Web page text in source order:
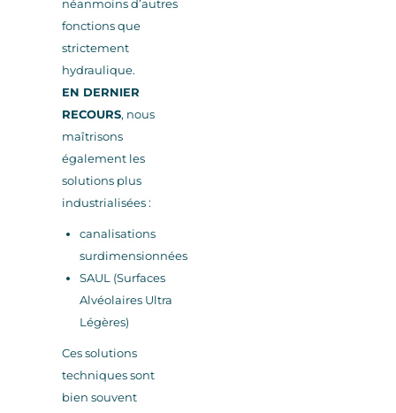
néanmoins d’autres
fonctions que
strictement
hydraulique.
EN DERNIER
RECOURS, nous
maîtrisons
également les
solutions plus
industrialisées :
canalisations
surdimensionnées
SAUL (Surfaces
Alvéolaires Ultra
Légères)
Ces solutions
techniques sont
bien souvent